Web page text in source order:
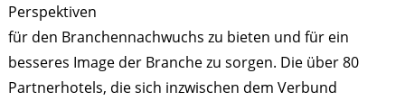
Perspektiven
für den Branchennachwuchs zu bieten und für ein
besseres Image der Branche zu sorgen. Die über 80
Partnerhotels, die sich inzwischen dem Verbund